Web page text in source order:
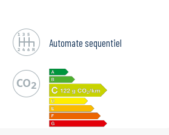
Automate sequentiel